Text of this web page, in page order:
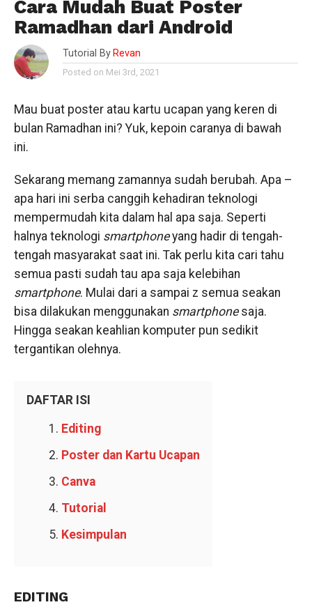
Cara Mudah Buat Poster
Ramadhan dari Android
Tutorial By Revan
Posted on Mei 3rd, 2021
Mau buat poster atau kartu ucapan yang keren di
bulan Ramadhan ini? Yuk, kepoin caranya di bawah
ini.
Sekarang memang zamannya sudah berubah. Apa –
apa hari ini serba canggih kehadiran teknologi
mempermudah kita dalam hal apa saja. Seperti
halnya teknologi smartphoneyang hadir di tengah-
tengah masyarakat saat ini. Tak perlu kita cari tahu
semua pasti sudah tau apa saja kelebihan
smartphone. Mulai dari a sampai z semua seakan
bisa dilakukan menggunakan smartphonesaja.
Hingga seakan keahlian komputer pun sedikit
tergantikan olehnya.
DAFTAR ISI
Editing
Poster dan Kartu Ucapan
Canva
Tutorial
Kesimpulan
EDITING